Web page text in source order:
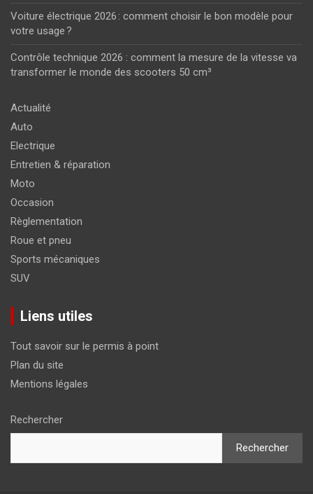
Voiture électrique 2026 : comment choisir le bon modèle pour
votre usage ?
Contrôle technique 2026 : comment la mesure de la vitesse va
transformer le monde des scooters 50 cm³
Actualité
Auto
Electrique
Entretien & réparation
Moto
Occasion
Règlementation
Roue et pneu
Sports mécaniques
SUV
Liens utiles
Tout savoir sur le permis à point
Plan du site
Mentions légales
Rechercher
Rechercher